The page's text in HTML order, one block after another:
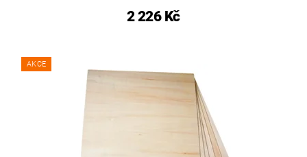
2 226 Kč
AKCE